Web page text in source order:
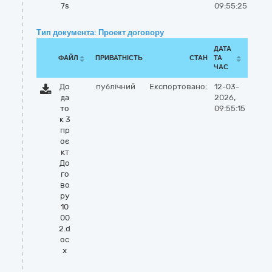
7s 09:55:25
Тип документа: Проект договору
ФАЙЛ ПРИВАТНІСТЬ СТАН
ДАТА
ТА
ЧАС
До
да
то
к 3
пр
оє
кт
До
го
во
ру
10
00
2.d
oc
x
публічний Експортовано:
12-03-
2026,
09:55:15